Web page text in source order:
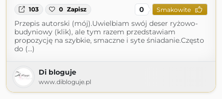
103 0 Zapisz 0 Smakowite
Przepis autorski (mój).Uwielbiam swój deser ryżowo-
budyniowy (klik), ale tym razem przedstawiam
propozycję na szybkie, smaczne i syte śniadanie.Często
do (...)
Di bloguje
www.dibloguje.pl